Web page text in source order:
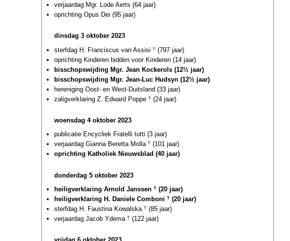
verjaardag Mgr. Lode Aerts (64 jaar)
oprichting Opus Dei (95 jaar)
dinsdag 3 oktober 2023
sterfdag H. Franciscus van Assisi † (797 jaar)
oprichting Kinderen bidden voor Kinderen (14 jaar)
bisschopswijding Mgr. Jean Kockerols (12½ jaar)
bisschopswijding Mgr. Jean-Luc Hudsyn (12½ jaar)
hereniging Oost- en West-Duitsland (33 jaar)
zaligverklaring Z. Edward Poppe † (24 jaar)
woensdag 4 oktober 2023
publicatie Encycliek Fratelli tutti (3 jaar)
verjaardag Gianna Beretta Molla † (101 jaar)
oprichting Katholiek Nieuwsblad (40 jaar)
donderdag 5 oktober 2023
heiligverklaring Arnold Janssen † (20 jaar)
heiligverklaring H. Daniele Comboni † (20 jaar)
sterfdag H. Faustina Kowalska † (85 jaar)
verjaardag Jacob Ydema † (122 jaar)